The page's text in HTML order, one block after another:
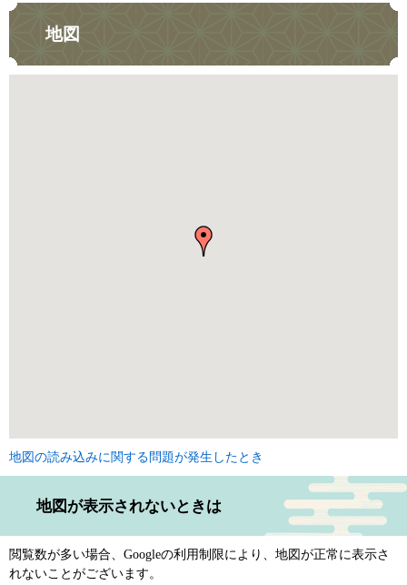
地図
地図の読み込みに関する問題が発生したとき
地図が表示されないときは
閲覧数が多い場合、Googleの利用制限により、地図が正常に表示さ
れないことがございます。